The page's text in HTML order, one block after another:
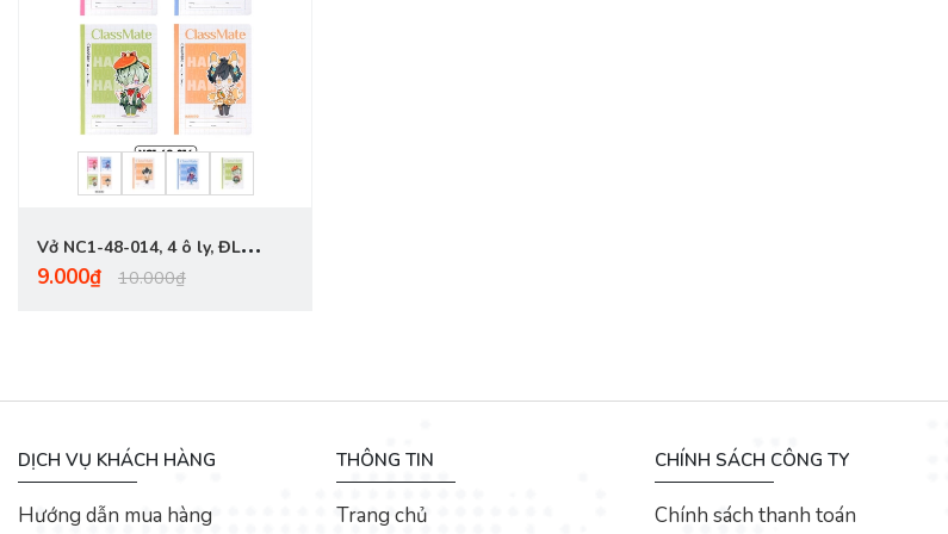
Vở NC1-48-014, 4 ô ly, ĐL
80gsm, 48 trang, giấy trắng
9.000₫ 10.000₫
DỊCH VỤ KHÁCH HÀNG
Hướng dẫn mua hàng
THÔNG TIN
Trang chủ
CHÍNH SÁCH CÔNG TY
Chính sách thanh toán